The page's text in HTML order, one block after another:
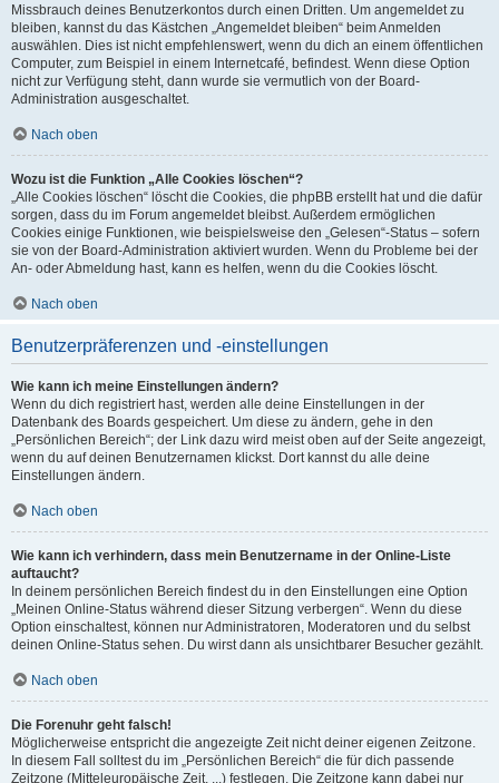
Missbrauch deines Benutzerkontos durch einen Dritten. Um angemeldet zu
bleiben, kannst du das Kästchen „Angemeldet bleiben“ beim Anmelden
auswählen. Dies ist nicht empfehlenswert, wenn du dich an einem öffentlichen
Computer, zum Beispiel in einem Internetcafé, befindest. Wenn diese Option
nicht zur Verfügung steht, dann wurde sie vermutlich von der Board-
Administration ausgeschaltet.
Nach oben
Wozu ist die Funktion „Alle Cookies löschen“?
„Alle Cookies löschen“ löscht die Cookies, die phpBB erstellt hat und die dafür
sorgen, dass du im Forum angemeldet bleibst. Außerdem ermöglichen
Cookies einige Funktionen, wie beispielsweise den „Gelesen“-Status – sofern
sie von der Board-Administration aktiviert wurden. Wenn du Probleme bei der
An- oder Abmeldung hast, kann es helfen, wenn du die Cookies löscht.
Nach oben
Benutzerpräferenzen und -einstellungen
Wie kann ich meine Einstellungen ändern?
Wenn du dich registriert hast, werden alle deine Einstellungen in der
Datenbank des Boards gespeichert. Um diese zu ändern, gehe in den
„Persönlichen Bereich“; der Link dazu wird meist oben auf der Seite angezeigt,
wenn du auf deinen Benutzernamen klickst. Dort kannst du alle deine
Einstellungen ändern.
Nach oben
Wie kann ich verhindern, dass mein Benutzername in der Online-Liste
auftaucht?
In deinem persönlichen Bereich findest du in den Einstellungen eine Option
„Meinen Online-Status während dieser Sitzung verbergen“. Wenn du diese
Option einschaltest, können nur Administratoren, Moderatoren und du selbst
deinen Online-Status sehen. Du wirst dann als unsichtbarer Besucher gezählt.
Nach oben
Die Forenuhr geht falsch!
Möglicherweise entspricht die angezeigte Zeit nicht deiner eigenen Zeitzone.
In diesem Fall solltest du im „Persönlichen Bereich“ die für dich passende
Zeitzone (Mitteleuropäische Zeit, ...) festlegen. Die Zeitzone kann dabei nur